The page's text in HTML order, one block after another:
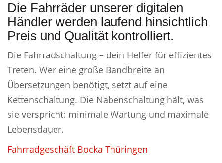
Die Fahrräder unserer digitalen
Händler werden laufend hinsichtlich
Preis und Qualität kontrolliert.
Die Fahrradschaltung – dein Helfer für effizientes
Treten. Wer eine große Bandbreite an
Übersetzungen benötigt, setzt auf eine
Kettenschaltung. Die Nabenschaltung hält, was
sie verspricht: minimale Wartung und maximale
Lebensdauer.
Fahrradgeschäft Bocka Thüringen